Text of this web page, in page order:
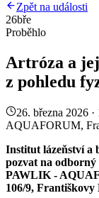
Zpět na události
26bře
Proběhlo
Artróza a
z pohledu
26. března 2026
AQUAFORUM,
Institut lázeňství a
pozvat na odborný
PAWLIK -
106/9, Františkovy